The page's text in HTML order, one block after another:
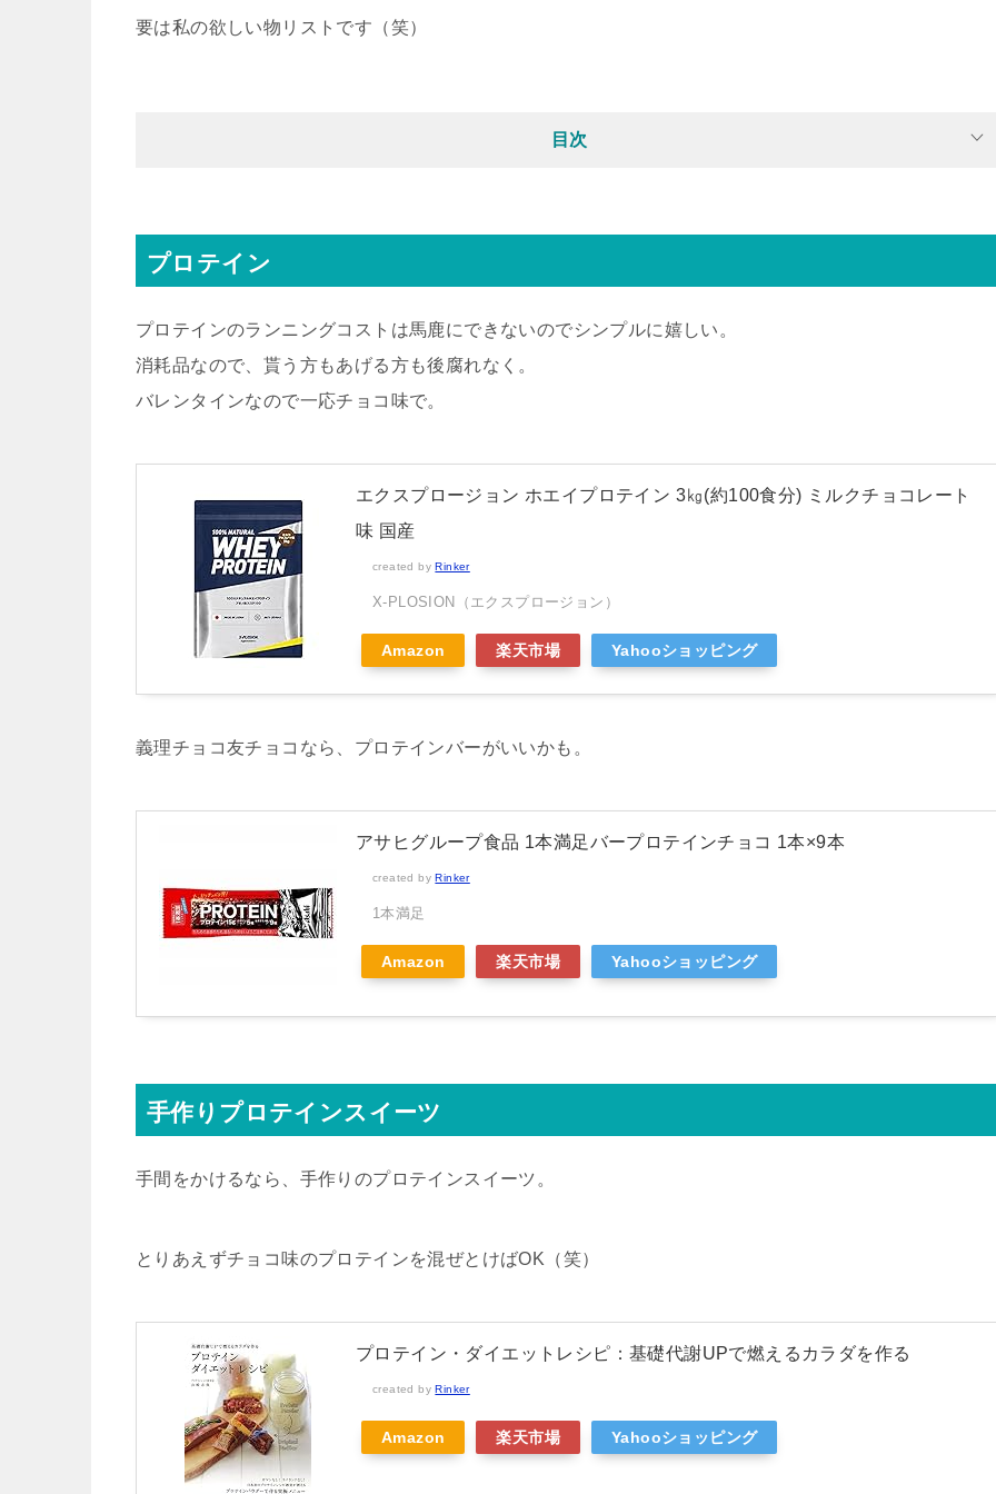
要は私の欲しい物リストです（笑）
目次
プロテイン
プロテインのランニングコストは馬鹿にできないのでシンプルに嬉しい。
消耗品なので、貰う方もあげる方も後腐れなく。
バレンタインなので一応チョコ味で。
エクスプロージョン ホエイプロテイン 3㎏(約100食分) ミルクチョコレート
味 国産
created by Rinker
X-PLOSION（エクスプロージョン）
Amazon 楽天市場 Yahooショッピング
義理チョコ友チョコなら、プロテインバーがいいかも。
アサヒグループ食品 1本満足バープロテインチョコ 1本×9本
created by Rinker
1本満足
Amazon 楽天市場 Yahooショッピング
手作りプロテインスイーツ
手間をかけるなら、手作りのプロテインスイーツ。
とりあえずチョコ味のプロテインを混ぜとけばOK（笑）
プロテイン・ダイエットレシピ：基礎代謝UPで燃えるカラダを作る
created by Rinker
Amazon 楽天市場 Yahooショッピング